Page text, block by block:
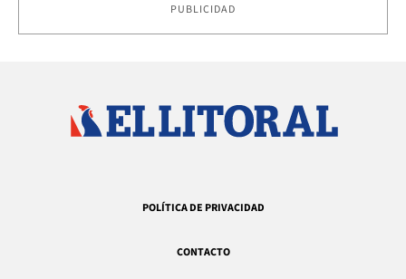
PUBLICIDAD
POLÍTICA DE PRIVACIDAD
CONTACTO